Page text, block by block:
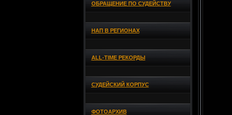
ОБРАЩЕНИЕ ПО СУДЕЙСТВУ
НАП В РЕГИОНАХ
ALL-TIME РЕКОРДЫ
СУДЕЙСКИЙ КОРПУС
ФОТОАРХИВ